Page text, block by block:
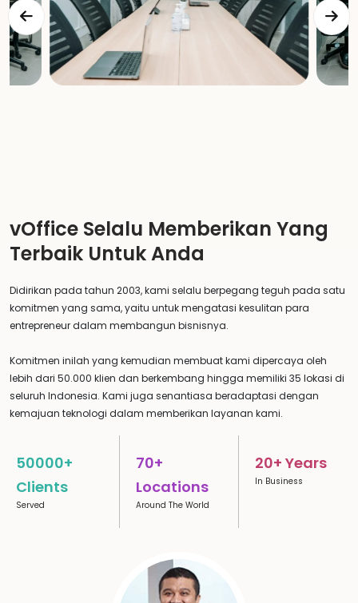
vOffice Selalu Memberikan Yang
Terbaik Untuk Anda
Didirikan pada tahun 2003, kami selalu berpegang teguh pada satu
komitmen yang sama, yaitu untuk mengatasi kesulitan para
entrepreneur dalam membangun bisnisnya.
Komitmen inilah yang kemudian membuat kami dipercaya oleh
lebih dari 50.000 klien dan berkembang hingga memiliki 35 lokasi di
seluruh Indonesia. Kami juga senantiasa beradaptasi dengan
kemajuan teknologi dalam memberikan layanan kami.
50000+
Clients
Served
70+
Locations
Around The World
20+ Years
In Business